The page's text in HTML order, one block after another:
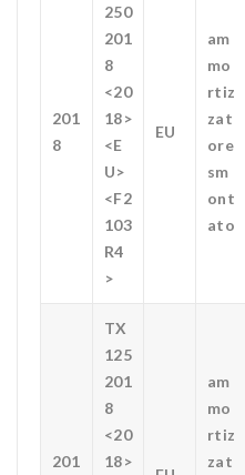
201
8
250
201
8
<20
18>
<E
U>
<F2
103
R4
>
EU
am
mo
rtiz
zat
ore
sm
ont
ato
201
TX
125
201
8
<20
18>
am
mo
rtiz
zat